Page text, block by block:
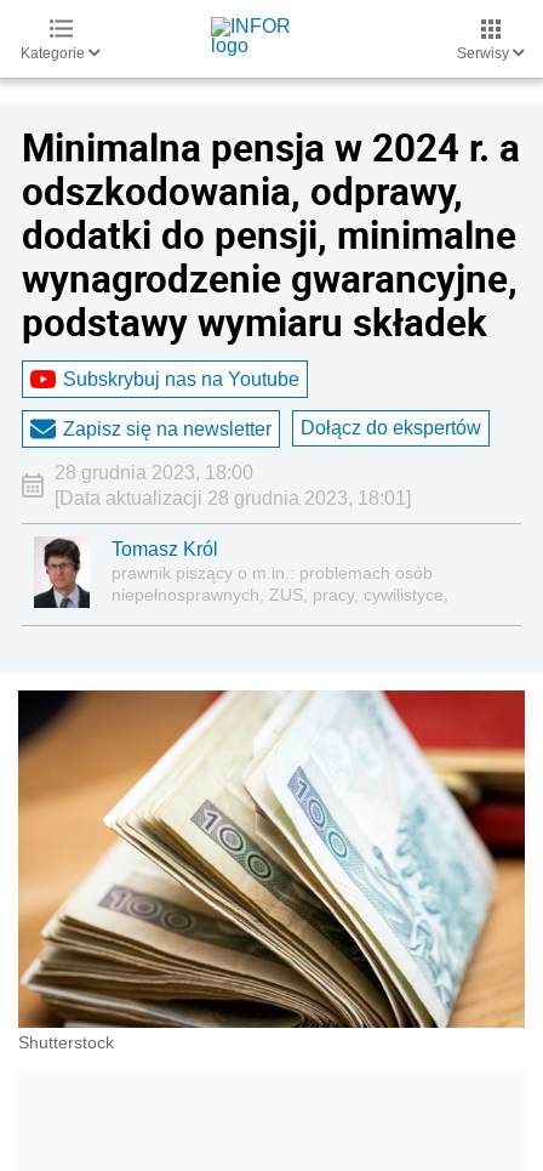
Kategorie Serwisy
Minimalna pensja w 2024 r. a
odszkodowania, odprawy,
dodatki do pensji, minimalne
wynagrodzenie gwarancyjne,
podstawy wymiaru składek
Subskrybuj nas na Youtube
Zapisz się na newsletter Dołącz do ekspertów
28 grudnia 2023, 18:00
[Data aktualizacji 28 grudnia 2023, 18:01]
Tomasz Król
prawnik piszący o m.in.: problemach osób
niepełnosprawnych, ZUS, pracy, cywilistyce,
Shutterstock